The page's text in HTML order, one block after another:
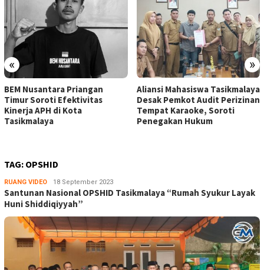
« »
BEM Nusantara Priangan
Timur Soroti Efektivitas
Kinerja APH di Kota
Tasikmalaya
Aliansi Mahasiswa Tasikmalaya
Desak Pemkot Audit Perizinan
Tempat Karaoke, Soroti
Penegakan Hukum
TAG: OPSHID
RUANG VIDEO Ruang
Editor
18 September 2023
Santunan Nasional OPSHID Tasikmalaya “Rumah Syukur Layak
Huni Shiddiqiyyah”